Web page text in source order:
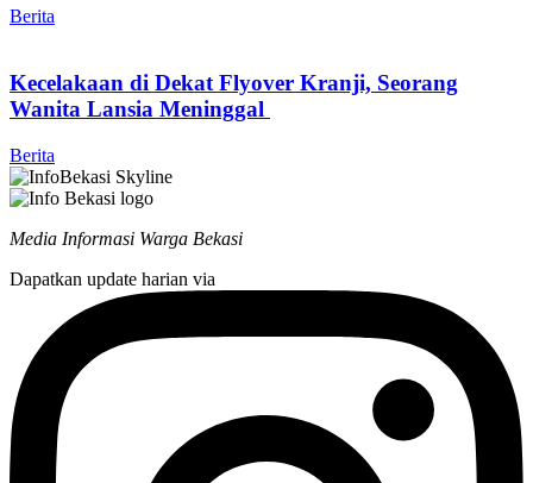
Berita
Kecelakaan di Dekat Flyover Kranji, Seorang
Wanita Lansia Meninggal
Berita
Media Informasi Warga Bekasi
Dapatkan update harian via